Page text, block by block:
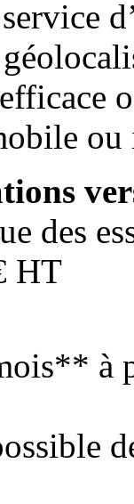
ou
des
HT
à